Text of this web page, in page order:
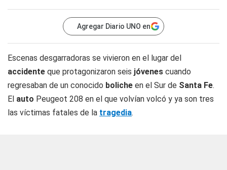
Agregar Diario UNO en
Escenas desgarradoras se vivieron en el lugar del
accidente que protagonizaron seis jóvenes cuando
regresaban de un conocido boliche en el Sur de Santa Fe.
El auto Peugeot 208 en el que volvían volcó y ya son tres
las víctimas fatales de la tragedia.